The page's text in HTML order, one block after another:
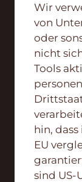
Wir
von
oder
nicht
Tools
hin,
EU
sind US-